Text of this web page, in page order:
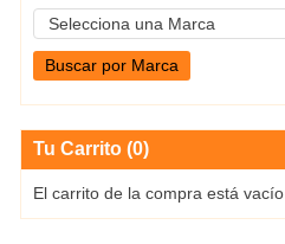
Tu Carrito (0)
El carrito de la compra está vacío